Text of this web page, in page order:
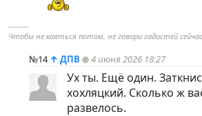
----------
Чтобы не каяться потом, не говори гадостей
№14 ↑ ДПВ 4 июня 2026 18:27
Ух ты. Ещё один.
хохляцкий. Сколько ж
развелось.